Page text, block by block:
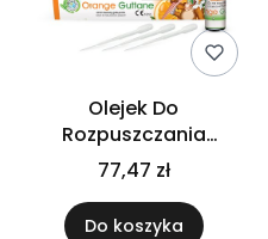
Olejek Do
Rozpuszczania
guttapierki Orange
Guttane 10ml
77,47 zł
Do koszyka